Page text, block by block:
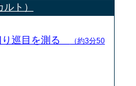
ト）
り巡目を測る
（約3分50